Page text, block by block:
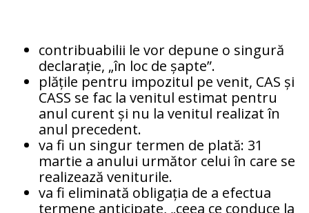
contribuabilii le vor depune o singură
declarație, „în loc de șapte”.
plățile pentru impozitul pe venit, CAS și
CASS se fac la venitul estimat pentru
anul curent și nu la venitul realizat în
anul precedent.
va fi un singur termen de plată: 31
martie a anului următor celui în care se
realizează veniturile.
va fi eliminată obligația de a efectua
termene anticipate, „ceea ce conduce la